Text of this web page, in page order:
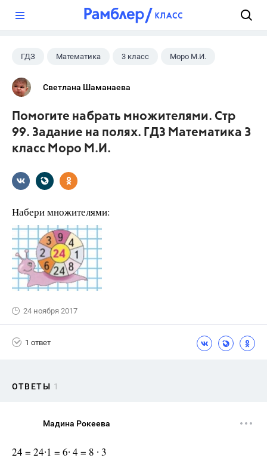
ГДЗ Математика 3 класс Моро М.И.
Светлана Шаманаева
Помогите набрать множителями. Стр
99. Задание на полях. ГДЗ Математика 3
класс Моро М.И.
Набери множителями:
24 ноября 2017
1 ответ
ОТВЕТЫ 1
Мадина Рокеева
24 = 24∙1 = 6∙ 4 = 8 ∙ 3